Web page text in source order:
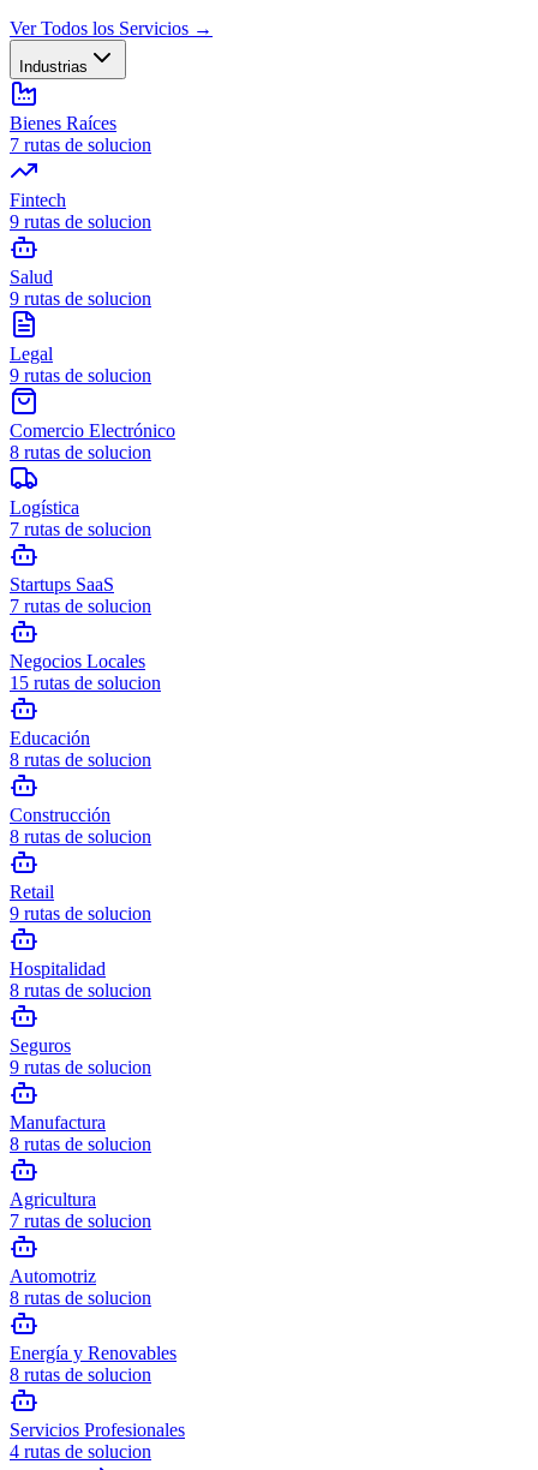
Ver Todos los Servicios →
Industrias
Bienes Raíces
7 rutas de solucion
Fintech
9 rutas de solucion
Salud
9 rutas de solucion
Legal
9 rutas de solucion
Comercio Electrónico
8 rutas de solucion
Logística
7 rutas de solucion
Startups SaaS
7 rutas de solucion
Negocios Locales
15 rutas de solucion
Educación
8 rutas de solucion
Construcción
8 rutas de solucion
Retail
9 rutas de solucion
Hospitalidad
8 rutas de solucion
Seguros
9 rutas de solucion
Manufactura
8 rutas de solucion
Agricultura
7 rutas de solucion
Automotriz
8 rutas de solucion
Energía y Renovables
8 rutas de solucion
Servicios Profesionales
4 rutas de solucion